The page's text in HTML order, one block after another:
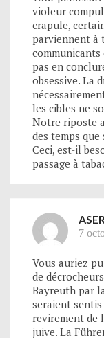
violeur
crapule,
parviennent à
communicants
pas en
obsessive. La
les cibles ne
Notre riposte
des temps
Ceci, est-il
passage à
7
Vous auriez
de
Bayreuth par
seraient sentis
revirement de
juive. La